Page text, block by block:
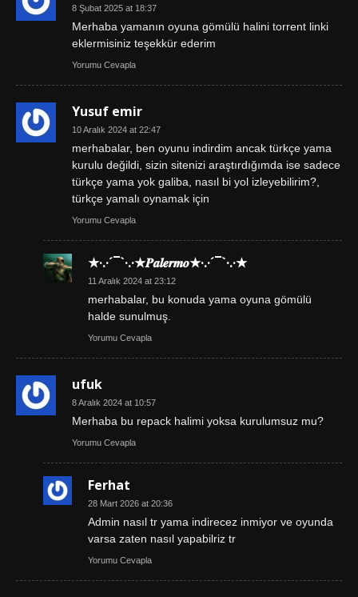
8 Şubat 2025 at 18:37
Merhaba yamanın oyuna gömülü halini torrent linki
eklermisiniz teşekkür ederim
Yorumu Cevapla
Yusuf emir
10 Aralık 2024 at 22:47
merhabalar, ben oyunu indirdim ancak türkçe yama
kurulu değildi, sizin sitenizi araştırdığımda ise sadece
türkçe yama yok galiba, nasıl bi yol izleyebilirim?,
türkçe yamalı oynamak için
Yorumu Cevapla
★·.·´¯`·.·★𝑷𝒂𝒍𝒆𝒓𝒎𝒐★·.·´¯`·.·★
11 Aralık 2024 at 23:12
merhabalar, bu konuda yama oyuna gömülü
halde sunulmuş.
Yorumu Cevapla
ufuk
8 Aralık 2024 at 10:57
Merhaba bu repack halimi yoksa kurulumsuz mu?
Yorumu Cevapla
Ferhat
28 Mart 2026 at 20:36
Admin nasıl tr yama indirecez inmiyor ve oyunda
varsa zaten nasıl yapabilriz tr
Yorumu Cevapla